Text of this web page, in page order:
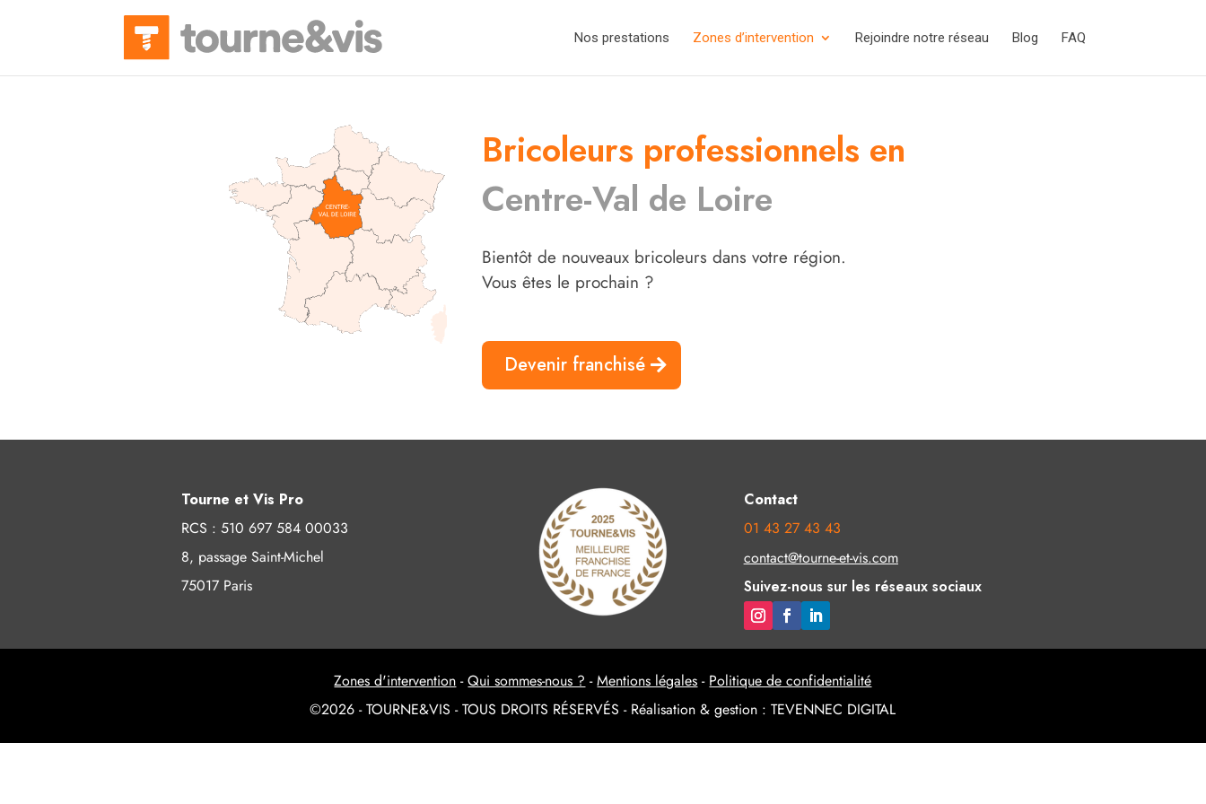
Nos prestations Zones d’intervention Rejoindre notre réseau Blog FAQ
Bricoleurs professionnels en
Centre-Val de Loire
Bientôt de nouveaux bricoleurs dans votre région.
Vous êtes le prochain ?
Devenir franchisé
Tourne et Vis Pro
RCS : 510 697 584 00033
8, passage Saint-Michel
75017 Paris
Contact
01 43 27 43 43
contact@tourne-et-vis.com
Suivez-nous sur les réseaux sociaux
Zones d'intervention -Qui sommes-nous ? -Mentions légales - Politique de confidentialité
©2026 - TOURNE&VIS - TOUS DROITS RÉSERVÉS - Réalisation & gestion : TEVENNEC DIGITAL